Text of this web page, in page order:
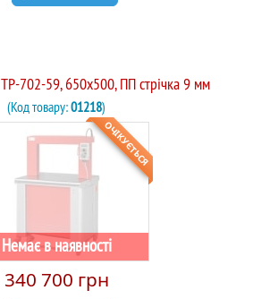
702-59, 650х500, ПП стрічка 9 мм
(Код товару:01218)
Немає в наявності
ОЧІКУЄТЬСЯ
340 700 грн